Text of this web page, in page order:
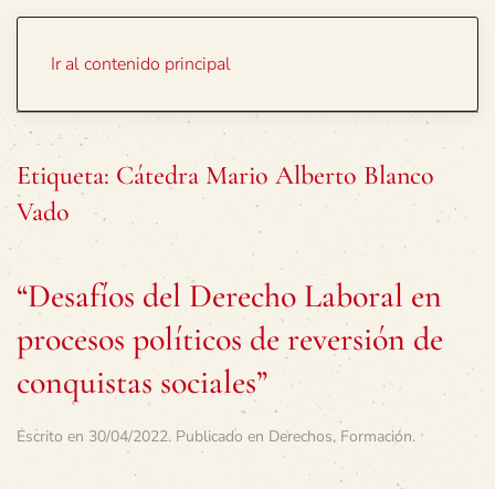
Ir al contenido principal
Etiqueta: Cátedra Mario Alberto Blanco
Vado
“Desafíos del Derecho Laboral en
procesos políticos de reversión de
conquistas sociales”
Escrito en 30/04/2022. Publicado en Derechos, Formación.